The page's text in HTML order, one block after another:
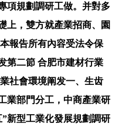
項規劃調研工做。并對多
上，雙方就產業招商、園
報告所有內容受法令保
第二節 合肥市建材行業
社會環境阐发一、生齿
業部門分工，中商產業研
新型工業化發展規劃調研